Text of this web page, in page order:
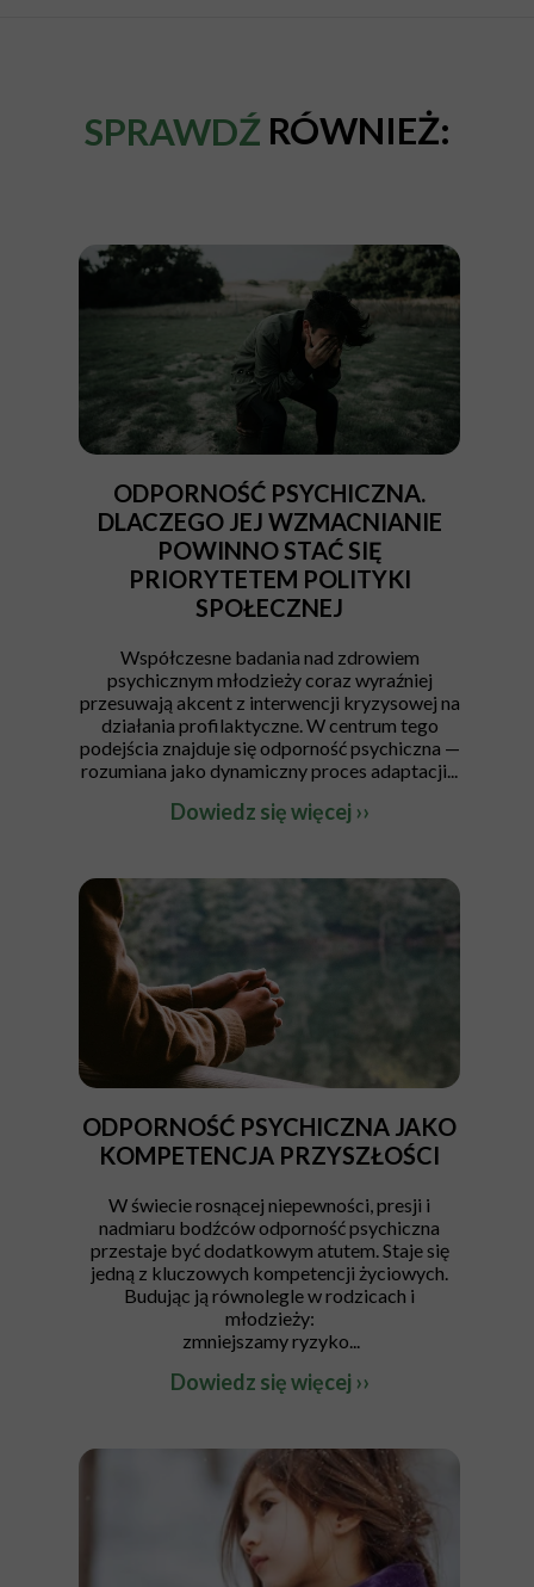
SPRAWDŹ RÓWNIEŻ:
ODPORNOŚĆ PSYCHICZNA.
DLACZEGO JEJ WZMACNIANIE
POWINNO STAĆ SIĘ
PRIORYTETEM POLITYKI
SPOŁECZNEJ
Współczesne badania nad zdrowiem
psychicznym młodzieży coraz wyraźniej
przesuwają akcent z interwencji kryzysowej na
działania profilaktyczne. W centrum tego
podejścia znajduje się odporność psychiczna —
rozumiana jako dynamiczny proces adaptacji...
Dowiedz się więcej ››
ODPORNOŚĆ PSYCHICZNA JAKO
KOMPETENCJA PRZYSZŁOŚCI
W świecie rosnącej niepewności, presji i
nadmiaru bodźców odporność psychiczna
przestaje być dodatkowym atutem. Staje się
jedną z kluczowych kompetencji życiowych.
Budując ją równolegle w rodzicach i
młodzieży:
zmniejszamy ryzyko...
Dowiedz się więcej ››